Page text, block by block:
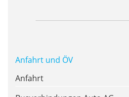
Anfahrt und ÖV
Anfahrt